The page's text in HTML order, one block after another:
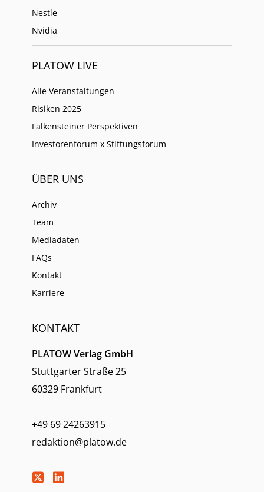
Nestle
Nvidia
PLATOW LIVE
Alle Veranstaltungen
Risiken 2025
Falkensteiner Perspektiven
Investorenforum x Stiftungsforum
ÜBER UNS
Archiv
Team
Mediadaten
FAQs
Kontakt
Karriere
KONTAKT
PLATOW Verlag GmbH
Stuttgarter Straße 25
60329 Frankfurt
+49 69 24263915
redaktion@platow.de